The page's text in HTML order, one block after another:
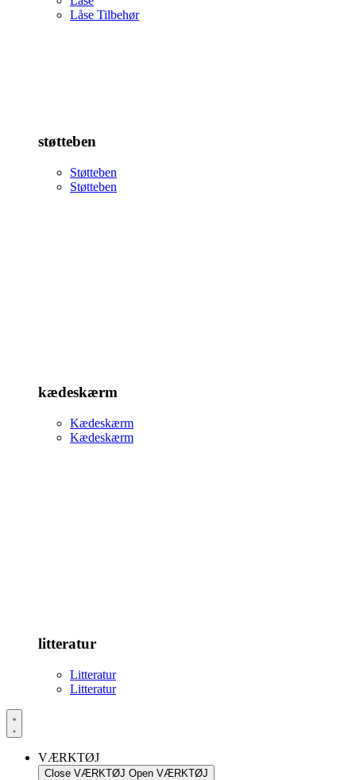
Låse Tilbehør
støtteben
Støtteben
Støtteben
kædeskærm
Kædeskærm
Kædeskærm
litteratur
Litteratur
Litteratur
VÆRKTØJ
Close VÆRKTØJ Open VÆRKTØJ